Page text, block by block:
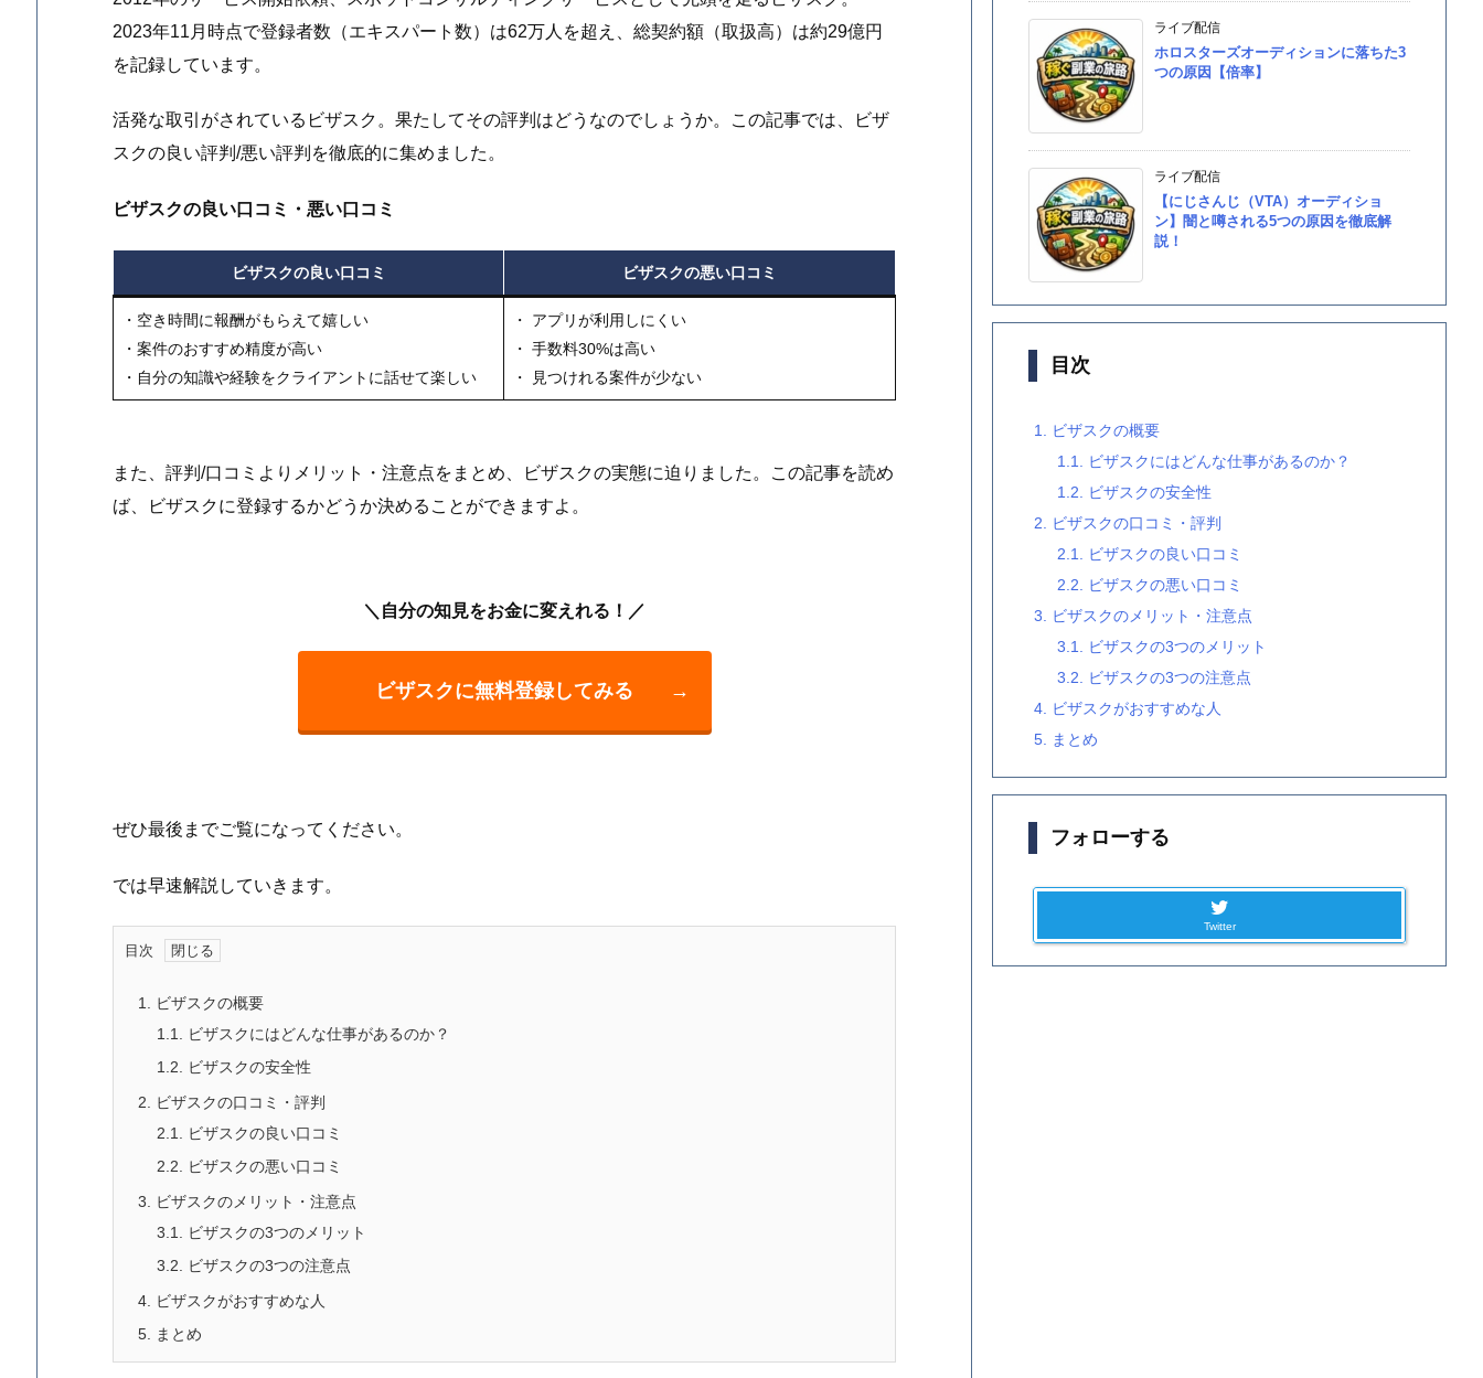
2023年11月時点で登録者数（エキスパート数）は62万人を超え、総契約額（取扱高）は約29億円
を記録しています。
活発な取引がされているビザスク。果たしてその評判はどうなのでしょうか。この記事では、ビザ
スクの良い評判/悪い評判を徹底的に集めました。
ビザスクの良い口コミ・悪い口コミ
ビザスクの良い口コミ ビザスクの悪い口コミ
・空き時間に報酬がもらえて嬉しい
・案件のおすすめ精度が高い
・自分の知識や経験をクライアントに話せて楽しい
・ アプリが利用しにくい
・ 手数料30%は高い
・ 見つけれる案件が少ない
また、評判/口コミよりメリット・注意点をまとめ、ビザスクの実態に迫りました。この記事を読め
ば、ビザスクに登録するかどうか決めることができますよ。
＼自分の知見をお金に変えれる！／
ビザスクに無料登録してみる →
ぜひ最後までご覧になってください。
では早速解説していきます。
目次
1.
ビザスクの概要
1.1.
ビザスクにはどんな仕事があるのか？
1.2.
ビザスクの安全性
2.
ビザスクの口コミ・評判
2.1.
ビザスクの良い口コミ
2.2.
ビザスクの悪い口コミ
3.
ビザスクのメリット・注意点
3.1.
ビザスクの3つのメリット
3.2.
ビザスクの3つの注意点
4.
ビザスクがおすすめな人
5.
まとめ
ライブ配信
ホロスターズオーディションに落ちた3
つの原因【倍率】
ライブ配信
【にじさんじ（VTA）オーディショ
ン】闇と噂される5つの原因を徹底解
説！
目次
1.
ビザスクの概要
1.1.
ビザスクにはどんな仕事があるのか？
1.2.
ビザスクの安全性
2.
ビザスクの口コミ・評判
2.1.
ビザスクの良い口コミ
2.2.
ビザスクの悪い口コミ
3.
ビザスクのメリット・注意点
3.1.
ビザスクの3つのメリット
3.2.
ビザスクの3つの注意点
4.
ビザスクがおすすめな人
5.
まとめ
フォローする
Twitter